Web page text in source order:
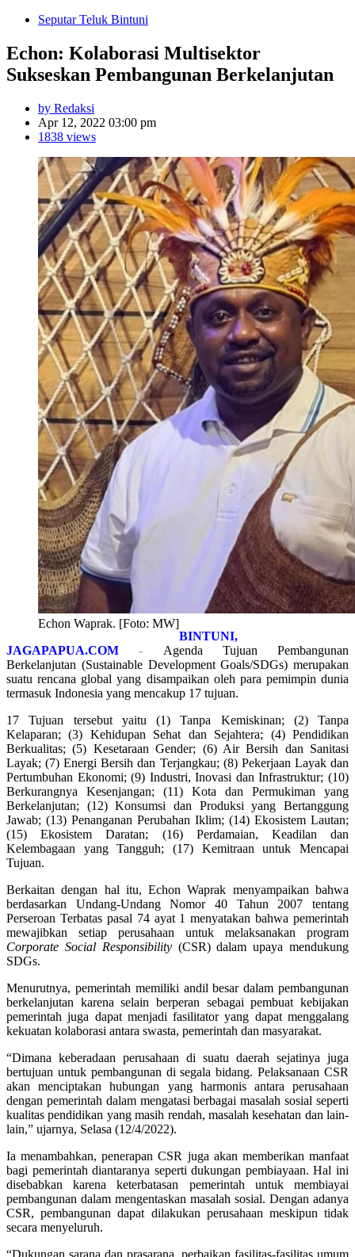
Seputar Teluk Bintuni
Echon: Kolaborasi Multisektor
Sukseskan Pembangunan Berkelanjutan
by Redaksi
Apr 12, 2022 03:00 pm
1838 views
Echon Waprak. [Foto: MW]
BINTUNI,
JAGAPAPUA.COM - Agenda Tujuan Pembangunan
Berkelanjutan (Sustainable Development Goals/SDGs) merupakan
suatu rencana global yang disampaikan oleh para pemimpin dunia
termasuk Indonesia yang mencakup 17 tujuan.
17 Tujuan tersebut yaitu (1) Tanpa Kemiskinan; (2) Tanpa
Kelaparan; (3) Kehidupan Sehat dan Sejahtera; (4) Pendidikan
Berkualitas; (5) Kesetaraan Gender; (6) Air Bersih dan Sanitasi
Layak; (7) Energi Bersih dan Terjangkau; (8) Pekerjaan Layak dan
Pertumbuhan Ekonomi; (9) Industri, Inovasi dan Infrastruktur; (10)
Berkurangnya Kesenjangan; (11) Kota dan Permukiman yang
Berkelanjutan; (12) Konsumsi dan Produksi yang Bertanggung
Jawab; (13) Penanganan Perubahan Iklim; (14) Ekosistem Lautan;
(15) Ekosistem Daratan; (16) Perdamaian, Keadilan dan
Kelembagaan yang Tangguh; (17) Kemitraan untuk Mencapai
Tujuan.
Berkaitan dengan hal itu, Echon Waprak menyampaikan bahwa
berdasarkan Undang-Undang Nomor 40 Tahun 2007 tentang
Perseroan Terbatas pasal 74 ayat 1 menyatakan bahwa pemerintah
mewajibkan setiap perusahaan untuk melaksanakan program
Corporate Social Responsibility (CSR) dalam upaya mendukung
SDGs.
Menurutnya, pemerintah memiliki andil besar dalam pembangunan
berkelanjutan karena selain berperan sebagai pembuat kebijakan
pemerintah juga dapat menjadi fasilitator yang dapat menggalang
kekuatan kolaborasi antara swasta, pemerintah dan masyarakat.
“Dimana keberadaan perusahaan di suatu daerah sejatinya juga
bertujuan untuk pembangunan di segala bidang. Pelaksanaan CSR
akan menciptakan hubungan yang harmonis antara perusahaan
dengan pemerintah dalam mengatasi berbagai masalah sosial seperti
kualitas pendidikan yang masih rendah, masalah kesehatan dan lain-
lain,” ujarnya, Selasa (12/4/2022).
Ia menambahkan, penerapan CSR juga akan memberikan manfaat
bagi pemerintah diantaranya seperti dukungan pembiayaan. Hal ini
disebabkan karena keterbatasan pemerintah untuk membiayai
pembangunan dalam mengentaskan masalah sosial. Dengan adanya
CSR, pembangunan dapat dilakukan perusahaan meskipun tidak
secara menyeluruh.
“Dukungan sarana dan prasarana, perbaikan fasilitas-fasilitas umum